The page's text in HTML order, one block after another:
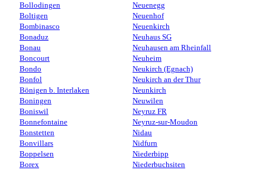
Bollodingen
Boltigen
Bombinasco
Bonaduz
Bonau
Boncourt
Bondo
Bonfol
Bönigen b. Interlaken
Boningen
Boniswil
Bonnefontaine
Bonstetten
Bonvillars
Boppelsen
Borex
Neuenegg
Neuenhof
Neuenkirch
Neuhaus SG
Neuhausen am Rheinfall
Neuheim
Neukirch (Egnach)
Neukirch an der Thur
Neunkirch
Neuwilen
Neyruz FR
Neyruz-sur-Moudon
Nidau
Nidfurn
Niederbipp
Niederbuchsiten